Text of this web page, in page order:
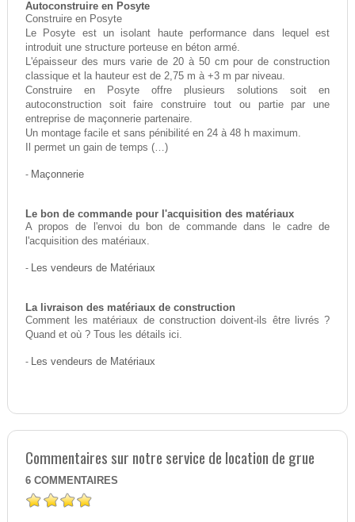
Autoconstruire en Posyte
Construire en Posyte
Le Posyte est un isolant haute performance dans lequel est
introduit une structure porteuse en béton armé.
L'épaisseur des murs varie de 20 à 50 cm pour de construction
classique et la hauteur est de 2,75 m à +3 m par niveau.
Construire en Posyte offre plusieurs solutions soit en
autoconstruction soit faire construire tout ou partie par une
entreprise de maçonnerie partenaire.
Un montage facile et sans pénibilité en 24 à 48 h maximum.
Il permet un gain de temps (…)
- Maçonnerie
Le bon de commande pour l'acquisition des matériaux
A propos de l'envoi du bon de commande dans le cadre de
l'acquisition des matériaux.
- Les vendeurs de Matériaux
La livraison des matériaux de construction
Comment les matériaux de construction doivent-ils être livrés ?
Quand et où ? Tous les détails ici.
- Les vendeurs de Matériaux
Commentaires sur notre service de location de grue
6 COMMENTAIRES